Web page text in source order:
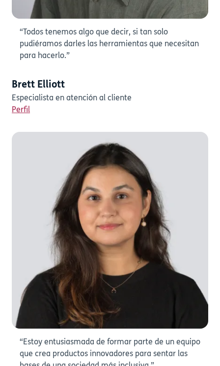
“Todos tenemos algo que decir, si tan solo
pudiéramos darles las herramientas que necesitan
para hacerlo.”
Brett Elliott
Especialista en atención al cliente
Perfil
“Estoy entusiasmada de formar parte de un equipo
que crea productos innovadores para sentar las